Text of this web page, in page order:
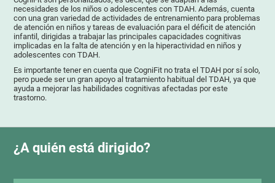
necesidades de los niños o adolescentes con TDAH. Además, cuenta
con una gran variedad de actividades de entrenamiento para problemas
de atención en niños y tareas de evaluación para el déficit de atención
infantil, dirigidas a trabajar las principales capacidades cognitivas
implicadas en la falta de atención y en la hiperactividad en niños y
adolescentes con TDAH.
Es importante tener en cuenta que CogniFit no trata el TDAH por sí solo,
pero puede ser un gran apoyo al tratamiento habitual del TDAH, ya que
ayuda a mejorar las habilidades cognitivas afectadas por este
trastorno.
¿A quién está dirigido?